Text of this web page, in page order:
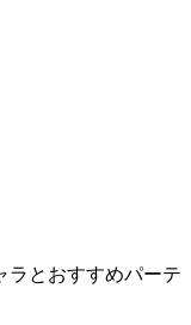
ラとおすすめパーテ